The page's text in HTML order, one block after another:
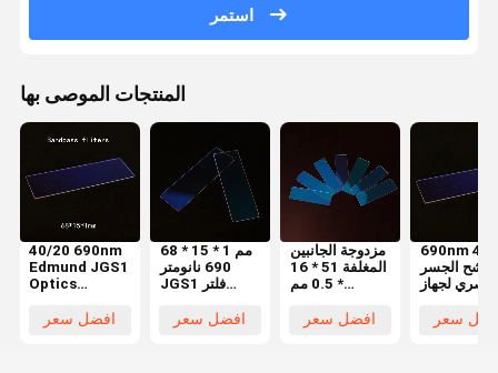
استمر
المنتجات الموصى بها
40/20 690nm
Edmund JGS1
Optics
Filters 68 * 15
* 1mm
افضل سعر
68 * 15 * 1 مم
690 نانومتر
JGS1 فلتر
الموجة الضوئية
افضل سعر
مزدوجة الجانبين
المغلفة 51 * 16
* 0.5 مم
نطاق الموجة
الضوئية
افضل سعر
690nm
مرشح الجسر
البصري لجهاز
سعر